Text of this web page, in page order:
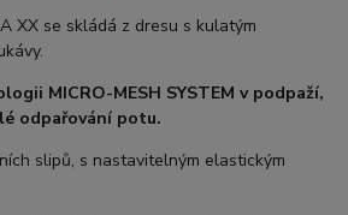
XX se skládá z dresu s kulatým
MICRO-MESH SYSTEM v podpaží,
odpařování potu.
slipů, s nastavitelným elastickým